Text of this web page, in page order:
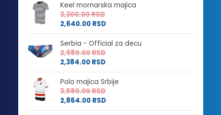
Keel mornarska majica
3,300.00RSD
2,640.00 RSD
Serbia - Official za decu
2,980.00RSD
2,384.00 RSD
Polo majica Srbije
3,580.00RSD
2,864.00 RSD